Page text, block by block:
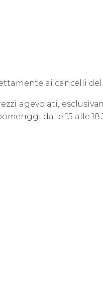
ai cancelli
agevolati,
dalle 15 alle